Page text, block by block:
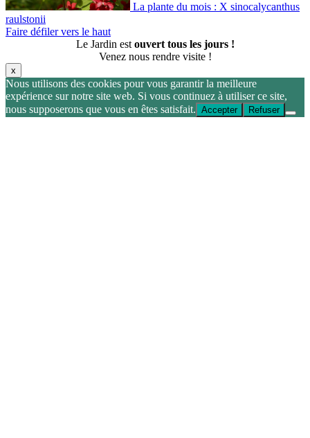
La plante du mois : X sinocalycanthus
raulstonii
Faire défiler vers le haut
Le Jardin estouvert tous les jours !
Venez nous rendre visite !
x
Nous utilisons des cookies pour vous garantir la meilleure
expérience sur notre site web. Si vous continuez à utiliser ce site,
nous supposerons que vous en êtes satisfait. Accepter Refuser